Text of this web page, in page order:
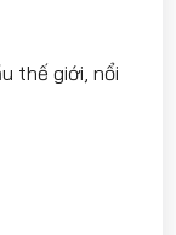
thế giới, nổi